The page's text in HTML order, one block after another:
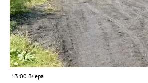
13:00 Вчера